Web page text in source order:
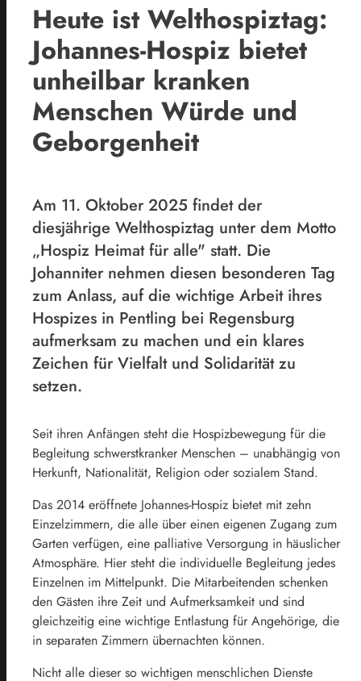
Heute ist Welthospiztag:
Johannes-Hospiz bietet
unheilbar kranken
Menschen Würde und
Geborgenheit
Am 11. Oktober 2025 findet der
diesjährige Welthospiztag unter dem Motto
„Hospiz Heimat für alle" statt. Die
Johanniter nehmen diesen besonderen Tag
zum Anlass, auf die wichtige Arbeit ihres
Hospizes in Pentling bei Regensburg
aufmerksam zu machen und ein klares
Zeichen für Vielfalt und Solidarität zu
setzen.
Seit ihren Anfängen steht die Hospizbewegung für die
Begleitung schwerstkranker Menschen – unabhängig von
Herkunft, Nationalität, Religion oder sozialem Stand.
Das 2014 eröffnete Johannes-Hospiz bietet mit zehn
Einzelzimmern, die alle über einen eigenen Zugang zum
Garten verfügen, eine palliative Versorgung in häuslicher
Atmosphäre. Hier steht die individuelle Begleitung jedes
Einzelnen im Mittelpunkt. Die Mitarbeitenden schenken
den Gästen ihre Zeit und Aufmerksamkeit und sind
gleichzeitig eine wichtige Entlastung für Angehörige, die
in separaten Zimmern übernachten können.
Nicht alle dieser so wichtigen menschlichen Dienste